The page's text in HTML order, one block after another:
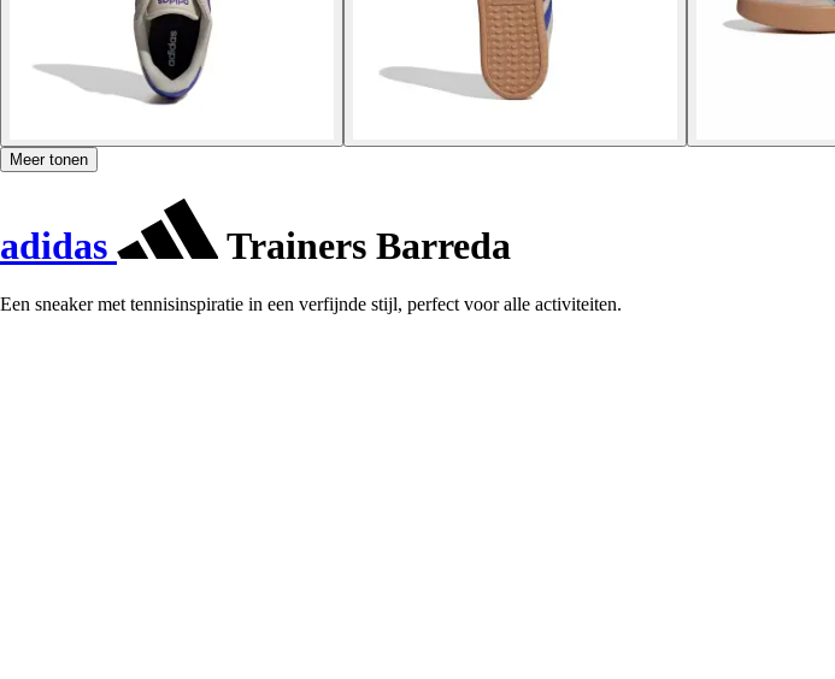
Meer tonen
adidas Trainers Barreda
Een sneaker met tennisinspiratie in een verfijnde stijl, perfect voor alle activiteiten.